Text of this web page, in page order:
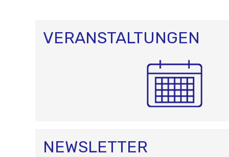
VERANSTALTUNGEN
NEWSLETTER